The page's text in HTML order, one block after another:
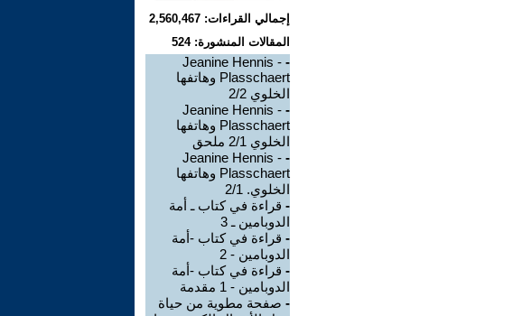
إجمالي القراءات: 2,560,467
المقالات المنشورة: 524
-
Jeanine Hennis -
Plasschaert وهاتفها
الخلوي 2/2
-
Jeanine Hennis -
Plasschaert وهاتفها
الخلوي 2/1 ملحق
-
Jeanine Hennis -
Plasschaert وهاتفها
الخلوي. 2/1
- قراءة في كتاب ـ أمة
الدوبامين ـ 3
- قراءة في كتاب -أمة
الدوبامين - 2
- قراءة في كتاب -أمة
الدوبامين - 1 مقدمة
- صفحة مطوية من حياة